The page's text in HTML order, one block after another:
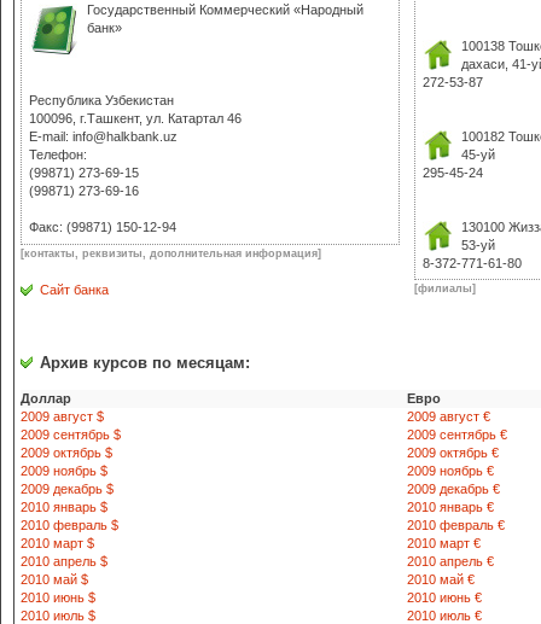
Государственный Коммерческий «Народный
банк»
Республика Узбекистан
100096, г.Ташкент, ул. Катартал 46
E-mail: info@halkbank.uz
Телефон:
(99871) 273-69-15
(99871) 273-69-16
Факс: (99871) 150-12-94
[контакты, реквизиты, дополнительная информация]
Сайт банка
100138
дахаси, 41-
272-53-87
100182
45-уй
295-45-24
130100
53-уй
8-372-771-61-80
8-372 432-13-37
131200
кучаси 32-уй
8-372 452-18-42
130300
кучаси 50-уй
8-372 312-20-65
[филиалы]
Архив курсов по месяцам:
Доллар
Евро
2009 август $
2009 август €
2009 сентябрь $
2009 сентябрь €
2009 октябрь $
2009 октябрь €
2009 ноябрь $
2009 ноябрь €
2009 декабрь $
2009 декабрь €
2010 январь $
2010 январь €
2010 февраль $
2010 февраль €
2010 март $
2010 март €
2010 апрель $
2010 апрель €
2010 май $
2010 май €
2010 июнь $
2010 июнь €
2010 июль $
2010 июль €